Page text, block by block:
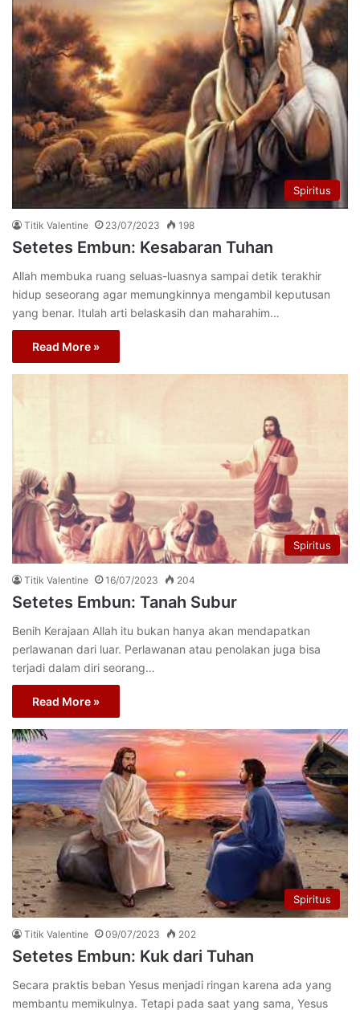
Spiritus
Titik Valentine 23/07/2023 198
Setetes Embun: Kesabaran Tuhan
Allah membuka ruang seluas-luasnya sampai detik terakhir
hidup seseorang agar memungkinnya mengambil keputusan
yang benar. Itulah arti belaskasih dan maharahim…
Read More »
Spiritus
Titik Valentine 16/07/2023 204
Setetes Embun: Tanah Subur
Benih Kerajaan Allah itu bukan hanya akan mendapatkan
perlawanan dari luar. Perlawanan atau penolakan juga bisa
terjadi dalam diri seorang…
Read More »
Spiritus
Titik Valentine 09/07/2023 202
Setetes Embun: Kuk dari Tuhan
Secara praktis beban Yesus menjadi ringan karena ada yang
membantu memikulnya. Tetapi pada saat yang sama, Yesus